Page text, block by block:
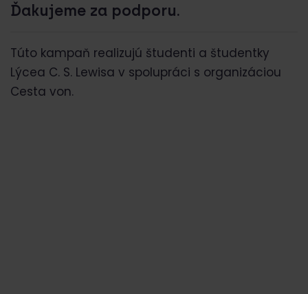
Ďakujeme za podporu.
Túto kampaň realizujú študenti a študentky
Lýcea C. S. Lewisa v spolupráci s organizáciou
Cesta von.